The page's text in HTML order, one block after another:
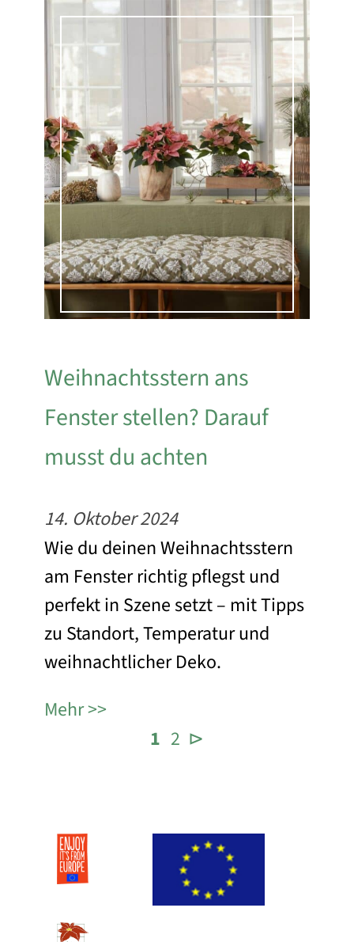
Weihnachtsstern ans
Fenster stellen? Darauf
musst du achten
14. Oktober 2024
Wie du deinen Weihnachtsstern
am Fenster richtig pflegst und
perfekt in Szene setzt – mit Tipps
zu Standort, Temperatur und
weihnachtlicher Deko.
Mehr
1 2 ⊳